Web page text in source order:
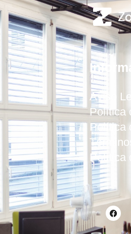
Aviso
Política
Política
Política